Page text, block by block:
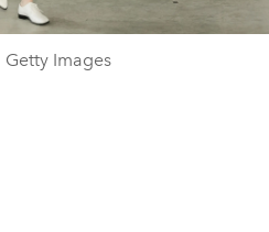
Getty Images